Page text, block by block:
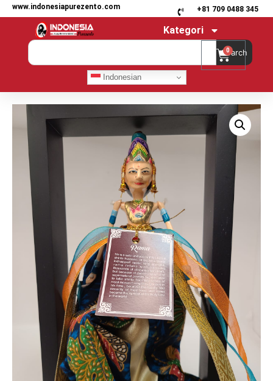
www.indonesiapurezento.com +81 709 0488 345
Kategori
Search
0
Indonesian